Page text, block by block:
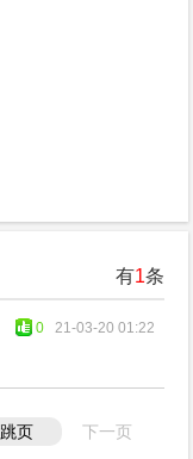
有1条
021-03-20 01:22
跳页 下一页